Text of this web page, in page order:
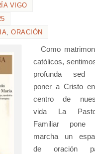
VIGO
, ORACIÓN
Como
católicos,
profunda sed
poner a Cristo
centro de
vida La
Familiar pone
marcha un
de oración